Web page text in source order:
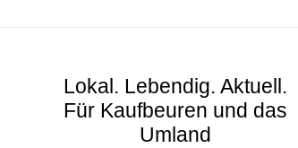
Lokal. Lebendig. Aktuell.
Für Kaufbeuren und das
Umland